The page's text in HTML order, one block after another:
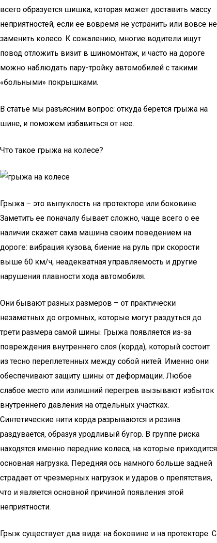
всего образуется шишка, которая может доставить массу
неприятностей, если ее вовремя не устранить или вовсе не
заменить колесо. К сожалению, многие водители ищут
повод отложить визит в шиномонтаж, и часто на дороге
можно наблюдать пару-тройку автомобилей с такими
«больными» покрышками.
В статье мы разъясним вопрос: откуда берется грыжа на
шине, и поможем избавиться от нее.
Что такое грыжа на колесе?
Грыжа – это выпуклость на протекторе или боковине.
Заметить ее поначалу бывает сложно, чаще всего о ее
наличии скажет сама машина своим поведением на
дороге: вибрация кузова, биение на руль при скорости
выше 60 км/ч, неадекватная управляемость и другие
нарушения плавности хода автомобиля.
Они бывают разных размеров – от практически
незаметных до огромных, которые могут раздуться до
трети размера самой шины. Грыжа появляется из-за
повреждения внутреннего слоя (корда), который состоит
из тесно переплетенных между собой нитей. Именно они
обеспечивают защиту шины от деформации. Любое
слабое место или излишний перегрев вызывают избыток
внутреннего давления на отдельных участках.
Синтетические нити корда разрываются и резина
раздувается, образуя уродливый бугор. В группе риска
находятся именно передние колеса, на которые приходится
основная нагрузка. Передняя ось намного больше задней
страдает от чрезмерных нагрузок и ударов о препятствия,
что и является основной причиной появления этой
неприятности.
Грыж существует два вида: на боковине и на протекторе. С